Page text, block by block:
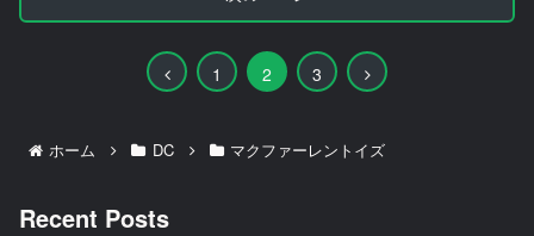
前
1 2 3
次
ホーム DC マクファーレントイズ
Recent Posts